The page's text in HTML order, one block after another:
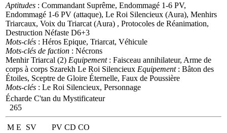
Aptitudes : Commandant Suprême, Endommagé 1-6 PV,
Endommagé 1-6 PV (attaque), Le Roi Silencieux (Aura), Menhirs
Triarcaux, Voix du Triarcat (Aura) , Protocoles de Réanimation,
Destruction Néfaste D6+3
Mots-clés : Héros Epique, Triarcat, Véhicule
Mots-clés de faction : Nécrons
Menhir Triarcal (2) Equipement: Faisceau annihilateur, Arme de
corps à corps Szarekh Le Roi Silencieux Equipement: Bâton des
Étoiles, Sceptre de Gloire Éternelle, Faux de Poussière
Mots-clés : Le Roi Silencieux, Personnage
Écharde C'tan du Mystificateur
265
M E SV PV CD CO